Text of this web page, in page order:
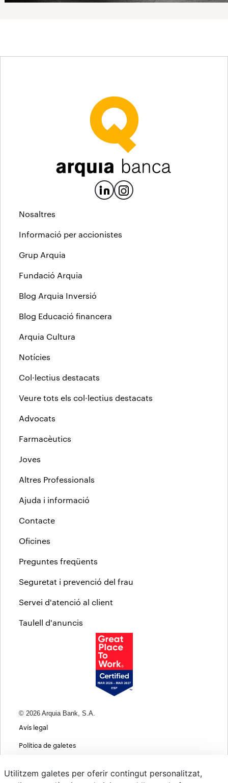
Nosaltres
Informació per accionistes
Grup Arquia
Fundació Arquia
Blog Arquia Inversió
Blog Educació financera
Arquia Cultura
Notícies
Col·lectius destacats
Veure tots els col·lectius destacats
Advocats
Farmacèutics
Joves
Altres Professionals
Ajuda i informació
Contacte
Oficines
Preguntes freqüents
Seguretat i prevenció del frau
Servei d'atenció al client
Taulell d'anuncis
© 2026 Arquia Bank, S.A.
Avís legal
Política de galetes
Política de privacitat web
Utilitzem galetes per oferir contingut personalitzat,